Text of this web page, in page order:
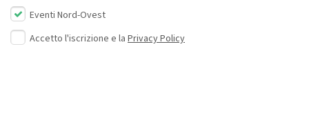
Eventi Nord-Ovest
Accetto l'iscrizione e la Privacy Policy